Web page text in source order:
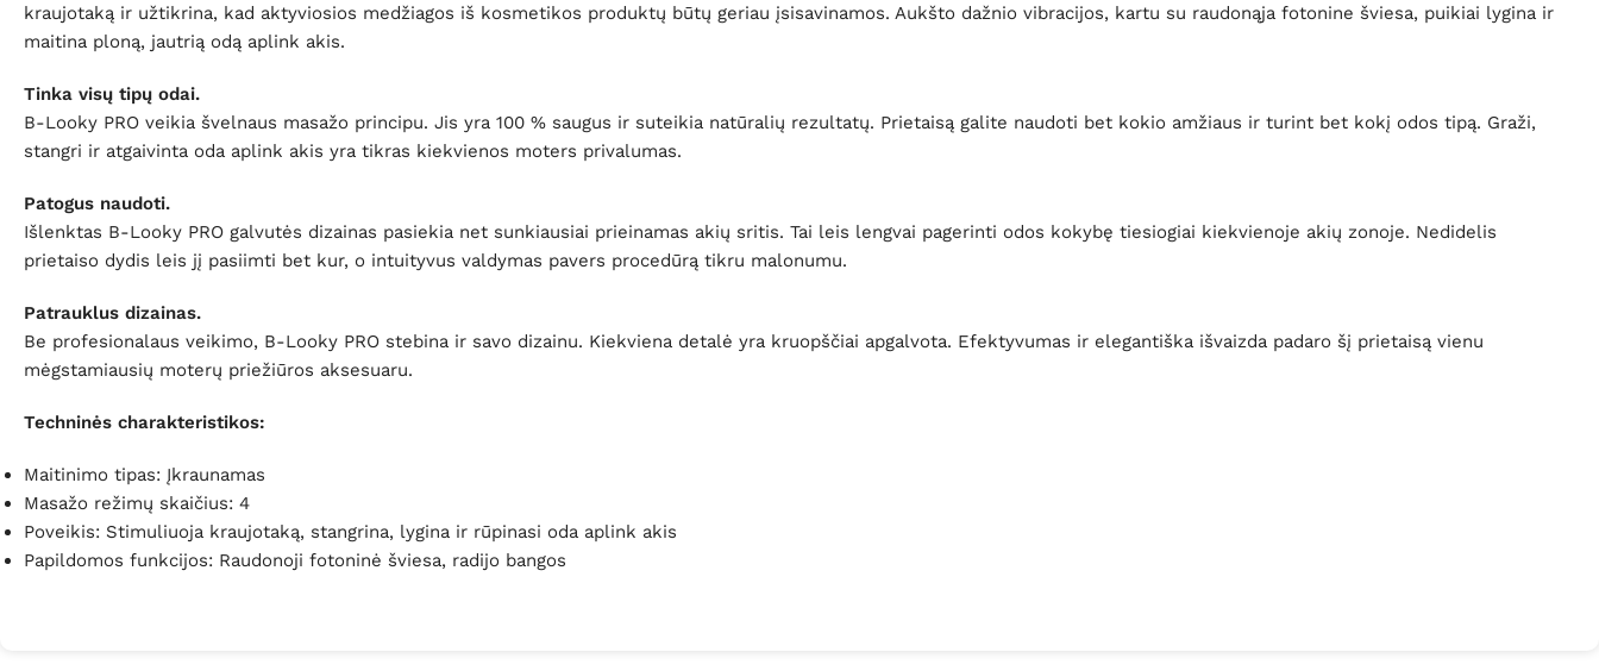
kraujotaką ir užtikrina, kad aktyviosios medžiagos iš kosmetikos produktų būtų geriau įsisavinamos. Aukšto dažnio vibracijos, kartu su raudonąja fotonine šviesa, puikiai lygina ir
maitina ploną, jautrią odą aplink akis.
Tinka visų tipų odai.
B-Looky PRO veikia švelnaus masažo principu. Jis yra 100 % saugus ir suteikia natūralių rezultatų. Prietaisą galite naudoti bet kokio amžiaus ir turint bet kokį odos tipą. Graži,
stangri ir atgaivinta oda aplink akis yra tikras kiekvienos moters privalumas.
Patogus naudoti.
Išlenktas B-Looky PRO galvutės dizainas pasiekia net sunkiausiai prieinamas akių sritis. Tai leis lengvai pagerinti odos kokybę tiesiogiai kiekvienoje akių zonoje. Nedidelis
prietaiso dydis leis jį pasiimti bet kur, o intuityvus valdymas pavers procedūrą tikru malonumu.
Patrauklus dizainas.
Be profesionalaus veikimo, B-Looky PRO stebina ir savo dizainu. Kiekviena detalė yra kruopščiai apgalvota. Efektyvumas ir elegantiška išvaizda padaro šį prietaisą vienu
mėgstamiausių moterų priežiūros aksesuaru.
Techninės charakteristikos:
Maitinimo tipas: Įkraunamas
Masažo režimų skaičius: 4
Poveikis: Stimuliuoja kraujotaką, stangrina, lygina ir rūpinasi oda aplink akis
Papildomos funkcijos: Raudonoji fotoninė šviesa, radijo bangos